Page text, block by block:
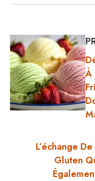
À
L’échange
Gluten